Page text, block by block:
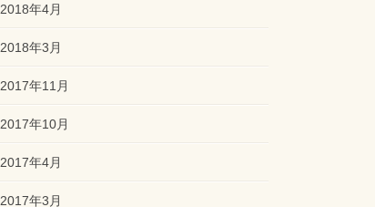
2018年4月
2018年3月
2017年11月
2017年10月
2017年4月
2017年3月